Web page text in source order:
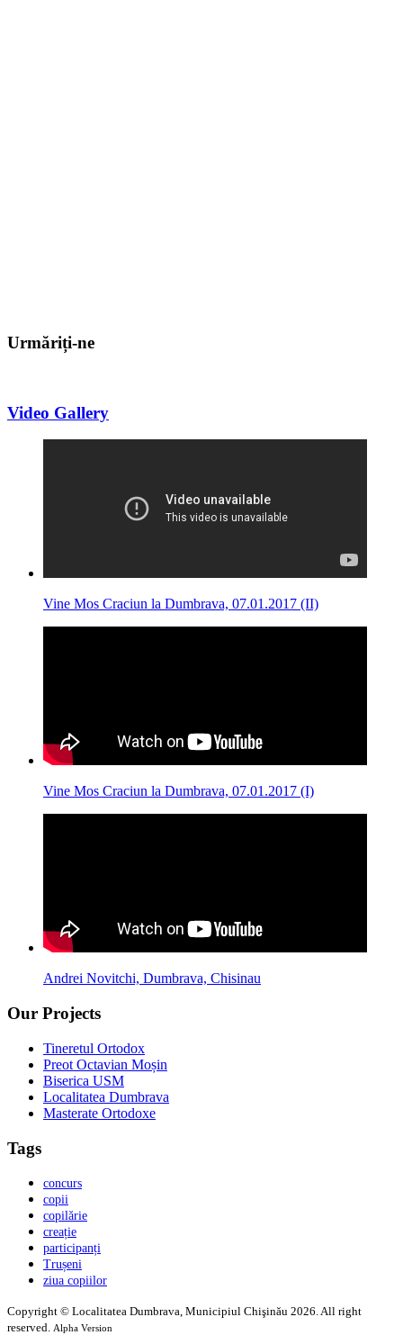
Urmăriți-ne
Video Gallery
Vine Mos Craciun la Dumbrava, 07.01.2017 (II)
Vine Mos Craciun la Dumbrava, 07.01.2017 (I)
Andrei Novitchi, Dumbrava, Chisinau
Our Projects
Tineretul Ortodox
Preot Octavian Moșin
Biserica USM
Localitatea Dumbrava
Masterate Ortodoxe
Tags
concurs
copii
copilărie
creație
participanți
Trușeni
ziua copiilor
Copyright © Localitatea Dumbrava, Municipiul Chişinău 2026. All right
reserved. Alpha Version